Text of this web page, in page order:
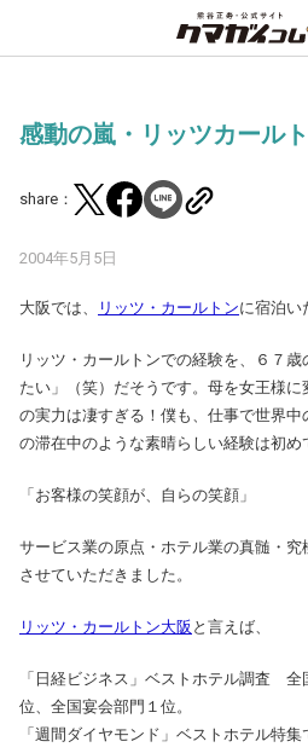
感動の嵐・リッツカール
share：
2004年5月5日
大阪では、 リッツ・カールトンに宿泊い
リッツ・カールトンでの経験を、６７
たい」（笑）だそうです。母を女王様
の実力は凄すぎる！僕も、仕事で世界
の滞在中のような素晴らしい経験は初め
「お客様の笑顔が、自らの笑顔」
サービス業の原点・ホテル業の真髄・
させていただきました。
リッツ・カールトン大阪 と言えば、
「日経ビジネス」ベストホテル調査 全
位、全国宴会部門１位。
「週間ダイヤモンド」ベストホテル特集